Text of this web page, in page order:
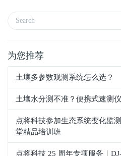
为您推荐
土壤多参数观测系统怎么选？
土壤水分测不准？便携式速测
点将科技参加生态系统变化监
堂精品培训班
点将科技 25 周年专项服务｜